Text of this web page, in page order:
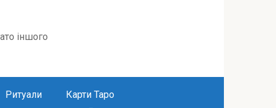
іншого
Ритуали Карти Таро